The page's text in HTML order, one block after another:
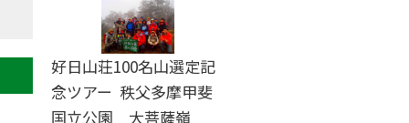
好日山荘100名山選定記
念ツアー 秩父多摩甲斐
国立公園 大菩薩嶺